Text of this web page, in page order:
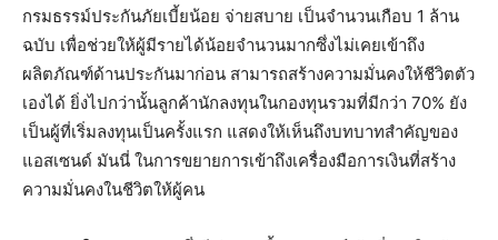
กรมธรรม์ประกันภัยเบี้ยน้อย จ่ายสบาย เป็นจำนวนเกือบ 1 ล้าน
ฉบับ เพื่อช่วยให้ผู้มีรายได้น้อยจำนวนมากซึ่งไม่เคยเข้าถึง
ผลิตภัณฑ์ด้านประกันมาก่อน สามารถสร้างความมั่นคงให้ชีวิตตัว
เองได้ ยิ่งไปกว่านั้นลูกค้านักลงทุนในกองทุนรวมที่มีกว่า 70% ยัง
เป็นผู้ที่เริ่มลงทุนเป็นครั้งแรก แสดงให้เห็นถึงบทบาทสำคัญของ
แอสเซนด์ มันนี่ ในการขยายการเข้าถึงเครื่องมือการเงินที่สร้าง
ความมั่นคงในชีวิตให้ผู้คน